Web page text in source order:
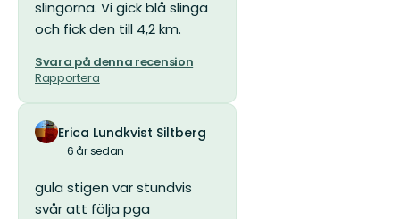
slingorna. Vi gick blå slinga
och fick den till 4,2 km.
Svara på denna recension
Rapportera
Erica Lundkvist Siltberg
6 år sedan
gula stigen var stundvis
svår att följa pga